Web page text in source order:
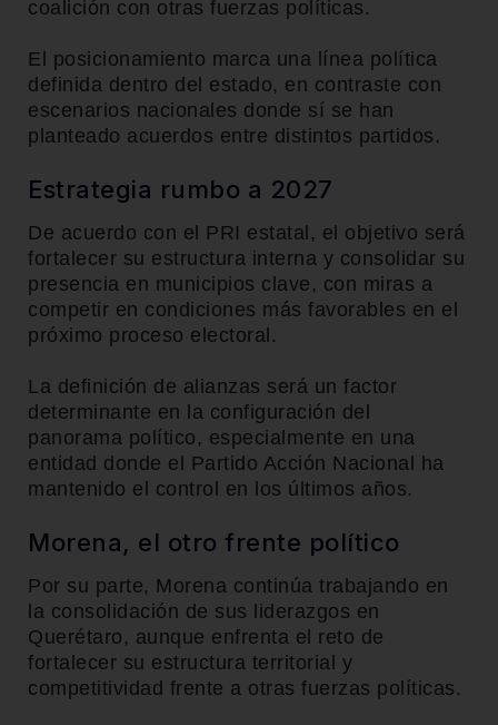
coalición con otras fuerzas políticas.
El posicionamiento marca una línea política
definida dentro del estado, en contraste con
escenarios nacionales donde sí se han
planteado acuerdos entre distintos partidos.
Estrategia rumbo a 2027
De acuerdo con el PRI estatal, el objetivo será
fortalecer su estructura interna y consolidar su
presencia en municipios clave, con miras a
competir en condiciones más favorables en el
próximo proceso electoral.
La definición de alianzas será un factor
determinante en la configuración del
panorama político, especialmente en una
entidad donde el Partido Acción Nacional ha
mantenido el control en los últimos años.
Morena, el otro frente político
Por su parte, Morena continúa trabajando en
la consolidación de sus liderazgos en
Querétaro, aunque enfrenta el reto de
fortalecer su estructura territorial y
competitividad frente a otras fuerzas políticas.